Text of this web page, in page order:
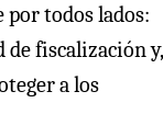
por todos lados:
de fiscalización y,
a los